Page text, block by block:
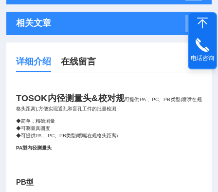
相关文章
详细介绍 在线留言
TOSOK内径测量头&校对规可提供PA 、PC、PB类型(喷嘴在规
格头距离),方便实现通孔和盲孔工件的批量检测.
◆简单，精确测量
◆可测量真圆度
◆可提供PA 、PC、PB类型(喷嘴在规格头距离)
PA型内径测量头
PB型
电话咨询